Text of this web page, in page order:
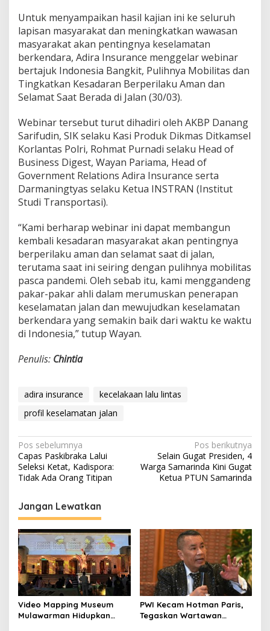
Untuk menyampaikan hasil kajian ini ke seluruh
lapisan masyarakat dan meningkatkan wawasan
masyarakat akan pentingnya keselamatan
berkendara, Adira Insurance menggelar webinar
bertajuk Indonesia Bangkit, Pulihnya Mobilitas dan
Tingkatkan Kesadaran Berperilaku Aman dan
Selamat Saat Berada di Jalan (30/03).
Webinar tersebut turut dihadiri oleh AKBP Danang
Sarifudin, SIK selaku Kasi Produk Dikmas Ditkamsel
Korlantas Polri, Rohmat Purnadi selaku Head of
Business Digest, Wayan Pariama, Head of
Government Relations Adira Insurance serta
Darmaningtyas selaku Ketua INSTRAN (Institut
Studi Transportasi).
“Kami berharap webinar ini dapat membangun
kembali kesadaran masyarakat akan pentingnya
berperilaku aman dan selamat saat di jalan,
terutama saat ini seiring dengan pulihnya mobilitas
pasca pandemi. Oleh sebab itu, kami menggandeng
pakar-pakar ahli dalam merumuskan penerapan
keselamatan jalan dan mewujudkan keselamatan
berkendara yang semakin baik dari waktu ke waktu
di Indonesia,” tutup Wayan.
Penulis: Chintia
adira insurance
kecelakaan lalu lintas
profil keselamatan jalan
Navigasi
pos
Pos sebelumnya
Capas Paskibraka Lalui
Seleksi Ketat, Kadispora:
Tidak Ada Orang Titipan
Pos berikutnya
Selain Gugat Presiden, 4
Warga Samarinda Kini Gugat
Ketua PTUN Samarinda
Jangan Lewatkan
Video Mapping Museum
Mulawarman Hidupkan
PWI Kecam Hotman Paris,
Tegaskan Wartawan